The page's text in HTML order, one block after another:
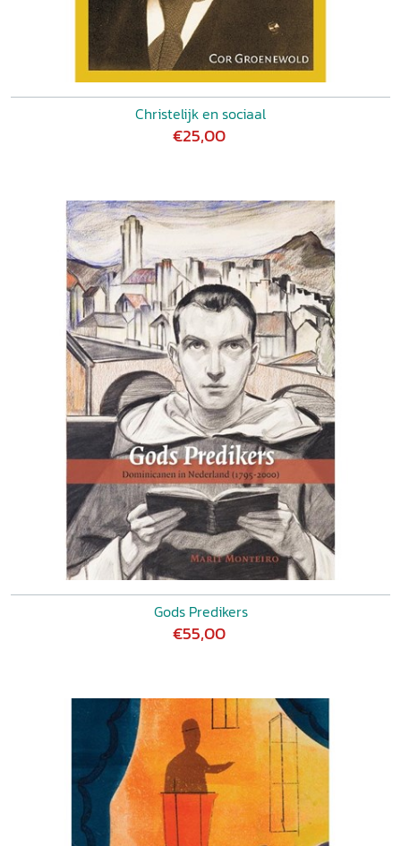
Christelijk en sociaal
€25,00
Gods Predikers
€55,00